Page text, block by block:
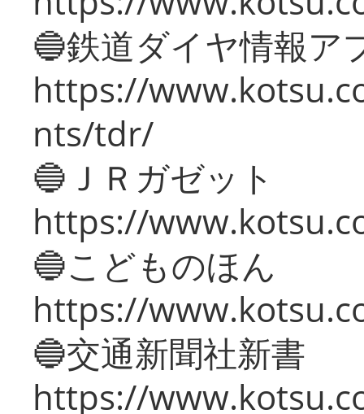
🔵鉄道ダイヤ情報ア
https://
nts/tdr/
🔵ＪＲガゼット
https://
🔵こどものほん
https://
🔵交通新聞社新書
https://